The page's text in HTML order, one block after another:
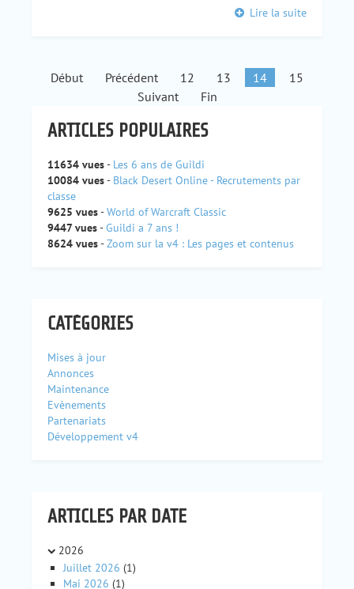
Lire la suite
Début Précédent 12 13 14
15
Suivant
Fin
ARTICLES POPULAIRES
11634 vues- Les 6 ans de Guildi
10084 vues- Black Desert Online - Recrutements par
classe
9625 vues-World of Warcraft Classic
9447 vues-Guildi a 7 ans !
8624 vues-Zoom sur la v4 : Les pages et contenus
CATÉGORIES
Mises à jour
Annonces
Maintenance
Evènements
Partenariats
Développement v4
ARTICLES PAR DATE
2026
Juillet 2026 (1)
Mai 2026 (1)